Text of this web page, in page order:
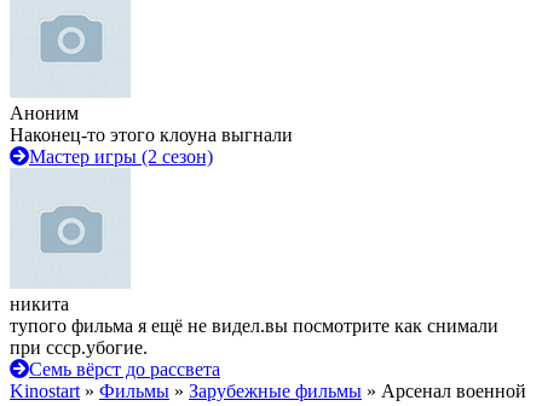
Аноним
Наконец-то этого клоуна выгнали
Мастер игры (2 сезон)
никита
тупого фильма я ещё не видел.вы посмотрите как снимали
при ссср.убогие.
Семь вёрст до рассвета
Kinostart » Фильмы » Зарубежные фильмы » Арсенал военной